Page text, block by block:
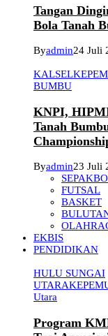
Tangan
Bola Tanah
Byadmin24 Juli
KALSEL
BUMBU
KNPI,
Tanah
Byadmin23 Juli
FUTSAL
BASKET
EKBIS
PENDIDIKAN
HULU SUNGAI
UTARA
Utara
Program